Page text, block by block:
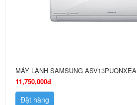
MÁY LẠNH SAMSUNG ASV13PUQNXEA
11,750,000đ
Đặt hàng